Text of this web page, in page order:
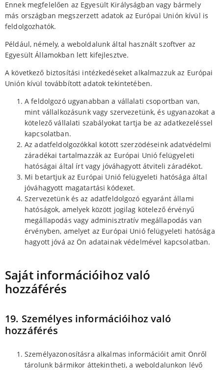
Ennek megfelelően az Egyesült Királyságban vagy bármely
más országban megszerzett adatok az Európai Unión kívül is
feldolgozhatók.
Például, némely, a weboldalunk által használt szoftver az
Egyesült Államokban lett kifejlesztve.
A következő biztosítási intézkedéseket alkalmazzuk az Európai
Unión kívül továbbított adatok tekintetében.
A feldolgozó ugyanabban a vállalati csoportban van,
mint vállalkozásunk vagy szervezetünk, és ugyanazokat a
kötelező vállalati szabályokat tartja be az adatkezeléssel
kapcsolatban.
Az adatfeldolgozókkal kötött szerzödéseink adatvédelmi
záradékai tartalmazzák az Európai Unió felügyeleti
hatóságai által írt vagy jóváhagyott átviteli záradékot.
Mi betartjuk az Európai Unió felügyeleti hatósága által
jóváhagyott magatartási kódexet.
Szervezetünk és az adatfeldolgozó egyaránt állami
hatóságok, amelyek között jogilag kötelező érvényű
megállapodás vagy adminisztratív megállapodás van
érvényben, amelyet az Európai Unió felügyeleti hatósága
hagyott jóvá az Ön adatainak védelmével kapcsolatban.
Saját információihoz való
hozzáférés
19. Személyes információihoz való
hozzáférés
Személyazonosításra alkalmas információit amit Önről
tárolunk bármikor áttekintheti, a weboldalunkon lévő